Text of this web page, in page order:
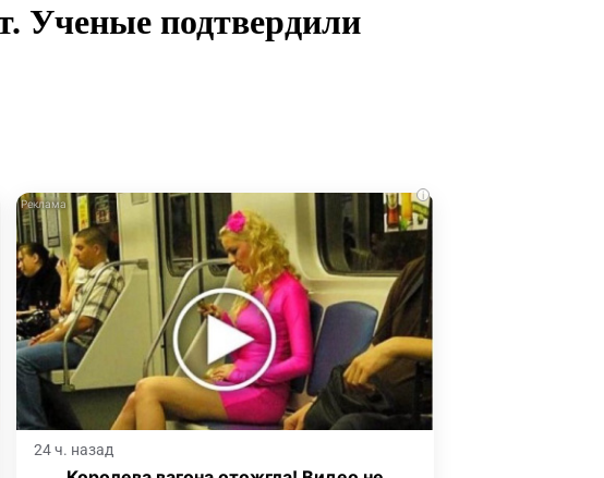
Ученые подтвердили
i
24 ч. назад